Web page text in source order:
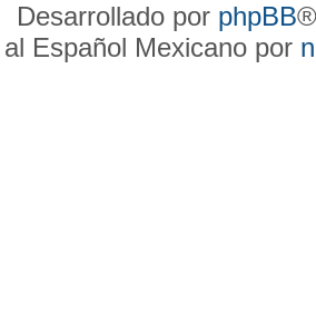
Desarrollado por phpBB
Español Mexicano por